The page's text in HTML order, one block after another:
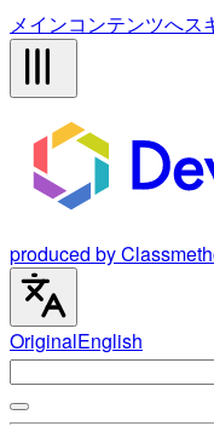
メインコンテンツへス
produced by
OriginalEnglish